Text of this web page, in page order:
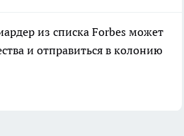
из списка Forbes может
и отправиться в колонию